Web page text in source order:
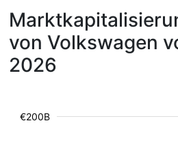
von Volkswagen
2026
€200B